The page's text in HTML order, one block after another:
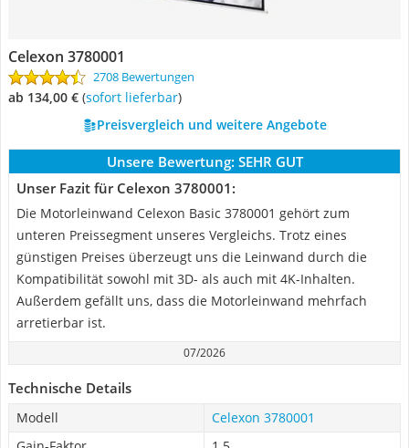
Celexon 3780001
2708 Bewertungen
ab 134,00 € ( Sofort lieferbar)
Preisvergleich und weitere Angebote
Unsere Bewertung: SEHR GUT
Unser Fazit für Celexon 3780001:
Die Motorleinwand Celexon Basic 3780001 gehört zum
unteren Preissegment unseres Vergleichs. Trotz eines
günstigen Preises überzeugt uns die Leinwand durch die
Kompatibilität sowohl mit 3D- als auch mit 4K-Inhalten.
Außerdem gefällt uns, dass die Motorleinwand mehrfach
arretierbar ist.
07/2026
Technische Details
Modell
Celexon 3780001